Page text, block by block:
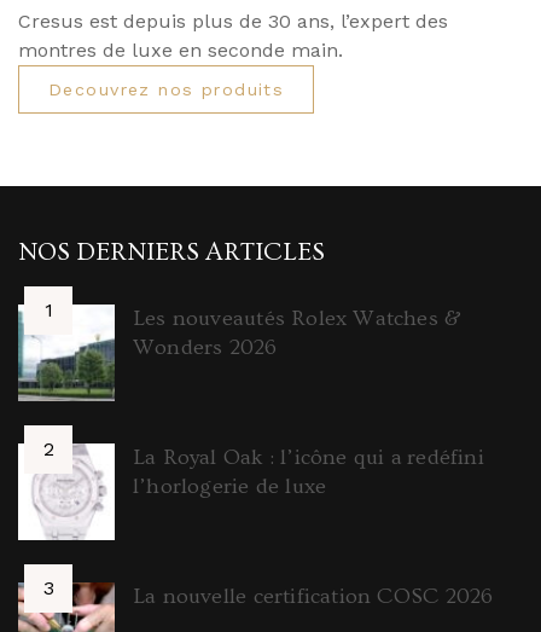
Cresus est depuis plus de 30 ans, l’expert des
montres de luxe en seconde main.
Decouvrez nos produits
NOS DERNIERS ARTICLES
Les nouveautés Rolex Watches &
Wonders 2026
La Royal Oak : l’icône qui a redéfini
l’horlogerie de luxe
La nouvelle certification COSC 2026